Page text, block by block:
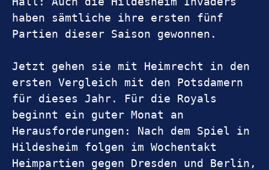
haben sämtliche ihre ersten fünf
Partien dieser Saison gewonnen.
Jetzt gehen sie mit Heimrecht in den
ersten Vergleich mit den Potsdamern
für dieses Jahr. Für die Royals
beginnt ein guter Monat an
Herausforderungen: Nach dem Spiel in
Hildesheim folgen im Wochentakt
Heimpartien gegen Dresden und Berlin,